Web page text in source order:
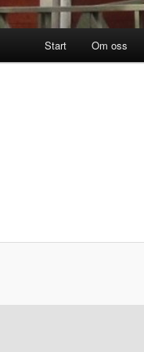
Start Om oss